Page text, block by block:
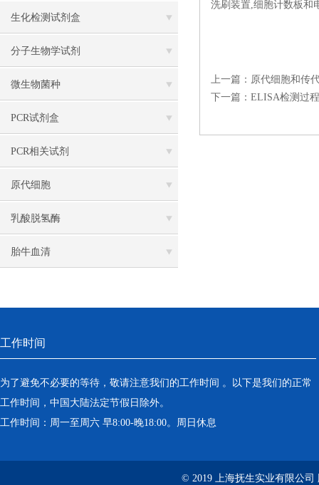
生化检测试剂盒
分子生物学试剂
微生物菌种
PCR试剂盒
PCR相关试剂
原代细胞
乳酸脱氢酶
胎牛血清
洗刷装置,细胞计数板和
上一篇： 原代细胞和传
下一篇： ELISA检测过
工作时间
为了避免不必要的等待，敬请注意我们的工作时间 。以下是我们的正常
工作时间，中国大陆法定节假日除外。
工作时间：周一至周六 早8:00-晚18:00。周日休息
© 2019 上海抚生实业有限公司